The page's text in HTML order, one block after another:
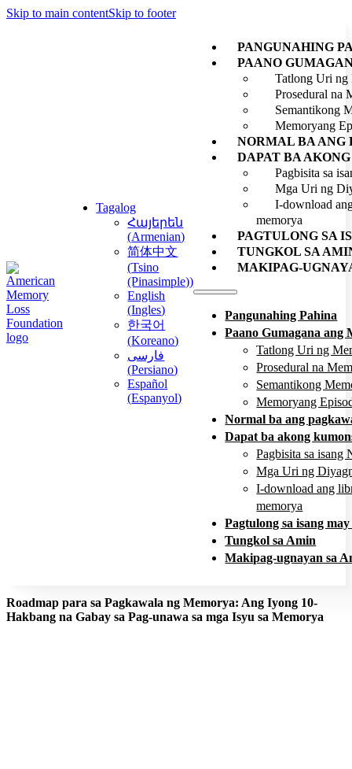
Skip to main contentSkip to footer
Tagalog
Հայերեն
(Armenian)
简体中文
(Tsino
(Pinasimple))
English
(Ingles)
한국어
(Koreano)
فارسی
(Persiano)
Español
(Espanyol)
PANGUNAHING
PAANO
Tatlong Uri ng
Prosedural na
Semantikong
Memoryang
NORMAL BA ANG
DAPAT BA
Pagbisita sa
Mga Uri ng
I-download
memorya
PAGTULONG SA
TUNGKOL SA
MAKIPAG-
Pangunahing Pahina
Paano Gumagana ang
Tatlong Uri ng
Prosedural na
Semantikong
Memoryang
Normal ba ang
Dapat ba akong
Pagbisita sa isang
Mga Uri ng
I-download ang
memorya
Pagtulong sa isang
Tungkol sa Amin
Makipag-ugnayan sa
Roadmap para sa Pagkawala ng Memorya: Ang Iyong 10-
Hakbang na Gabay sa Pag-unawa sa mga Isyu sa Memorya